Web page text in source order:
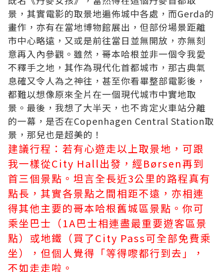
景，其實電影的取景地遍佈城中各處，而Gerda的
畫作，亦有在當地博物館展出，但部份場景距離
市中心略遠，又或是前往當日並無開放，亦無刻
意再入內參觀。雖然，哥本哈根並非一個令我愛
不釋手之地，其作為現代化首都城市，那古典氣
息確又令人為之神往，甚至你看畢整部電影後，
都難以想像原來全片在一個現代城市中實地取
景。最後，我想了大半天，也不肯定火車站分離
的一幕，是否在Copenhagen Central Station取
景，那兒也是超美的！
建議行程：若有心遊走以上取景地，可跟
我一樣從City Hall出發，經Børsen再到
首三個景點。坦言全長近3公里的路程真有
點長，其實各景點之間相距不遠，亦相連
得其他主要的哥本哈根舊城區景點。你可
乘坐巴士（1A巴士相連盡最重要遊客區景
點）或地鐵（買了City Pass可全部免費乘
坐），但個人覺得「等得嚟都行到去」，
不如走走啦。